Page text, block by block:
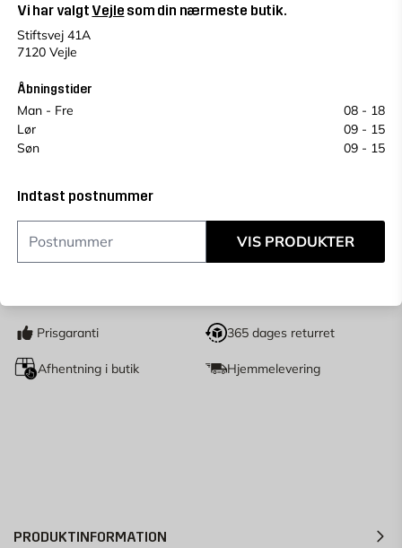
Vi har valgt Vejle som din nærmeste butik.
Stiftsvej 41A
7120 Vejle
Åbningstider
Man - Fre
08 - 18
Lør
09 - 15
Søn
09 - 15
Indtast postnummer
VIS PRODUKTER
Vælg en alternativ for at se antal
Se saldo i andre butikker
Et plukkegebyr på 49 kr vil blive tilføjet på vores
butiksprodukter.
44,95 KR.
Antal
Prisgaranti 365 dages returret
Afhentning i butik Hjemmelevering
PRODUKTINFORMATION